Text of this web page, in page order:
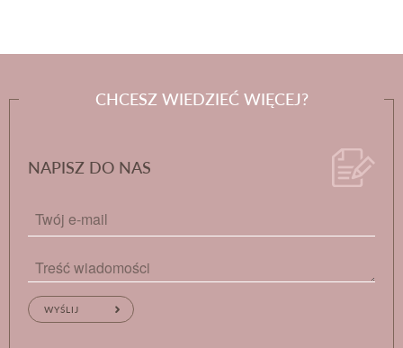
CHCESZ WIEDZIEĆ WIĘCEJ?
NAPISZ DO NAS